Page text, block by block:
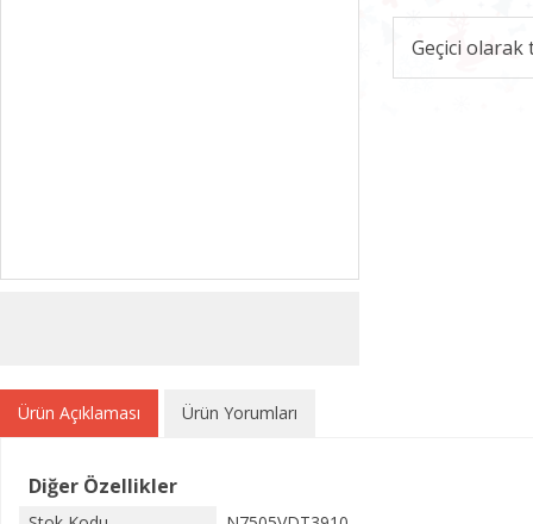
Geçici
Ürün Açıklaması Ürün Yorumları
Diğer Özellikler